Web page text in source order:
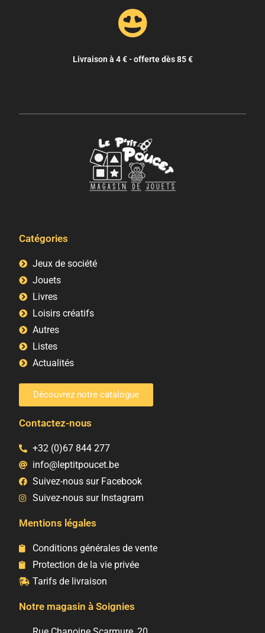
Livraison à 4 € - offerte dès 85 €
Catégories
Jeux de société
Jouets
Livres
Loisirs créatifs
Autres
Listes
Actualités
Découvrez notre catalogue
Contactez-nous
+32 (0)67 844 277
info@leptitpoucet.be
Suivez-nous sur Facebook
Suivez-nous sur Instagram
Mentions légales
Conditions générales de vente
Protection de la vie privée
Tarifs de livraison
Notre magasin à Soignies